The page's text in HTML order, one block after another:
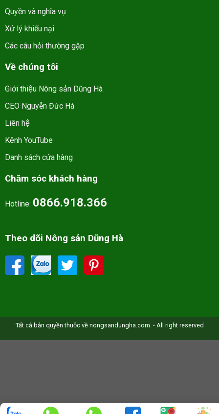
Quyền và nghĩa vụ
Xử lý khiếu nại
Các câu hỏi thường gặp
Về chúng tôi
Giới thiệu Nông sản Dũng Hà
CEO Nguyễn Đức Hà
Liên hệ
Kênh YouTube
Danh sách cửa hàng
Chăm sóc khách hàng
Hotline: 0866.918.366
Theo dõi Nông sản Dũng Hà
Tất cả bản quyền thuộc về nongsandungha.com. - All right reserved